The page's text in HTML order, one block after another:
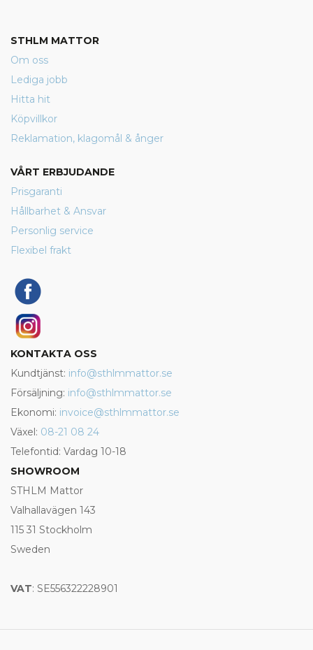
STHLM MATTOR
Om oss
Lediga jobb
Hitta hit
Köpvillkor
Reklamation, klagomål & ånger
VÅRT ERBJUDANDE
Prisgaranti
Hållbarhet & Ansvar
Personlig service
Flexibel frakt
KONTAKTA OSS
Kundtjänst: info@sthlmmattor.se
Försäljning: info@sthlmmattor.se
Ekonomi: invoice@sthlmmattor.se
Växel: 08-21 08 24
Telefontid: Vardag 10-18
SHOWROOM
STHLM Mattor
Valhallavägen 143
115 31 Stockholm
Sweden
VAT: SE556322228901